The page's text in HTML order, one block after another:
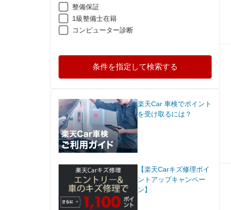
整備保証
1級整備士在籍
コンピューター診断
条件を指定して検索する
楽天Car 車検でポイント
を受け取るには？
【楽天Carキズ修理ポイ
ントアップキャンペー
ン】